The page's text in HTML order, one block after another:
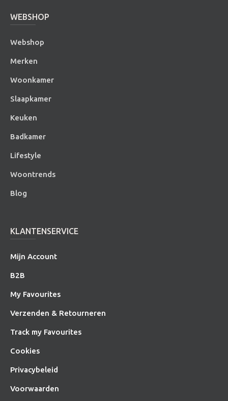
WEBSHOP
Webshop
Merken
Woonkamer
Slaapkamer
Keuken
Badkamer
Lifestyle
Woontrends
Blog
KLANTENSERVICE
Mijn Account
B2B
My Favourites
Verzenden & Retourneren
Track my Favourites
Cookies
Privacybeleid
Voorwaarden